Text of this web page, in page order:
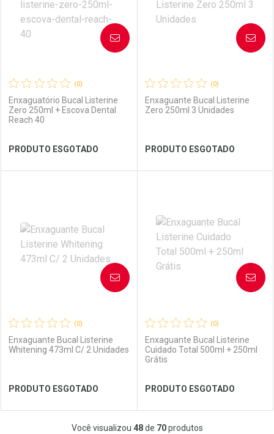
Ver Desconto Convênio Ver Desconto Convênio
(0)
Enxaguatório Bucal Listerine
Zero 250ml + Escova Dental
Reach 40
PRODUTO ESGOTADO
AVISE-ME
Laboratório
Ver Desconto Convênio
Por Menos
(0)
Enxaguante Bucal Listerine
Zero 250ml 3 Unidades
PRODUTO ESGOTADO
AVISE-ME
Laboratório
Ver Desconto Convênio
Por Menos
(0)
Enxaguante Bucal Listerine
Whitening 473ml C/ 2 Unidades
PRODUTO ESGOTADO
AVISE-ME
FECHAR
FECHAR
(0)
Enxaguante Bucal Listerine
Cuidado Total 500ml + 250ml
Grátis
PRODUTO ESGOTADO
AVISE-ME
Você visualizou 48de 70produtos